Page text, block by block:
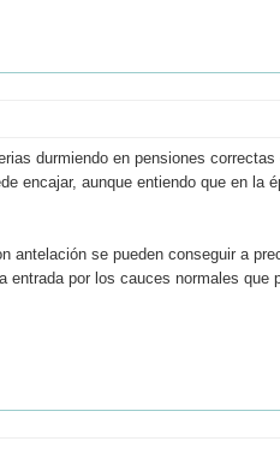
durmiendo en pensiones
encajar, aunque entiendo que en la
antelación se pueden conseguir a
por los cauces normales que